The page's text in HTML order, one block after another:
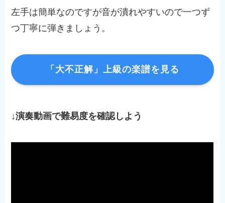
左手は簡単なのですが音が潰れやすいので一つず
つ丁寧に弾きましょう。
「大不正解」上級の楽譜を見る
↓演奏動画で難易度を確認しよう